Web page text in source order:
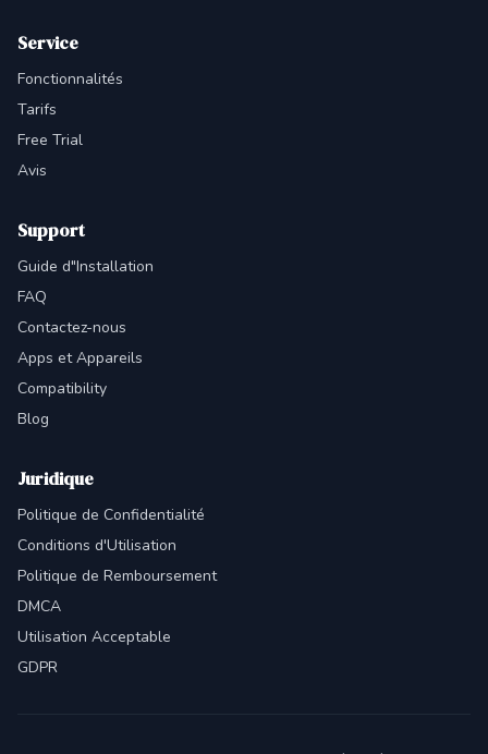
Service
Fonctionnalités
Tarifs
Free Trial
Avis
Support
Guide d"Installation
FAQ
Contactez-nous
Apps et Appareils
Compatibility
Blog
Juridique
Politique de Confidentialité
Conditions d'Utilisation
Politique de Remboursement
DMCA
Utilisation Acceptable
GDPR